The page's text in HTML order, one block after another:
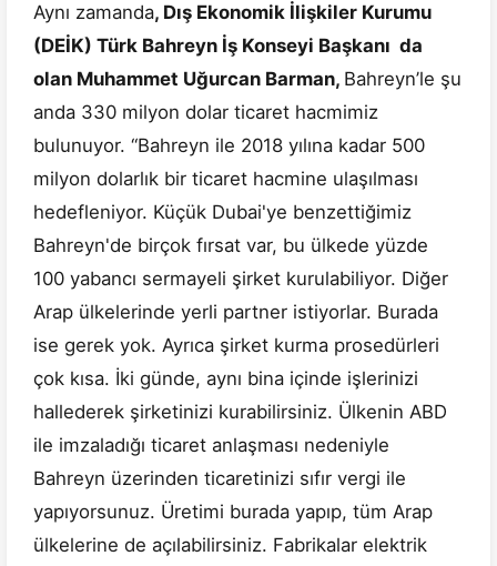
Aynı zamanda, Dış Ekonomik İlişkiler Kurumu
(DEİK) Türk Bahreyn İş Konseyi Başkanı da
olan Muhammet Uğurcan Barman, Bahreyn’le şu
anda 330 milyon dolar ticaret hacmimiz
bulunuyor. “Bahreyn ile 2018 yılına kadar 500
milyon dolarlık bir ticaret hacmine ulaşılması
hedefleniyor. Küçük Dubai'ye benzettiğimiz
Bahreyn'de birçok fırsat var, bu ülkede yüzde
100 yabancı sermayeli şirket kurulabiliyor. Diğer
Arap ülkelerinde yerli partner istiyorlar. Burada
ise gerek yok. Ayrıca şirket kurma prosedürleri
çok kısa. İki günde, aynı bina içinde işlerinizi
hallederek şirketinizi kurabilirsiniz. Ülkenin ABD
ile imzaladığı ticaret anlaşması nedeniyle
Bahreyn üzerinden ticaretinizi sıfır vergi ile
yapıyorsunuz. Üretimi burada yapıp, tüm Arap
ülkelerine de açılabilirsiniz. Fabrikalar elektrik